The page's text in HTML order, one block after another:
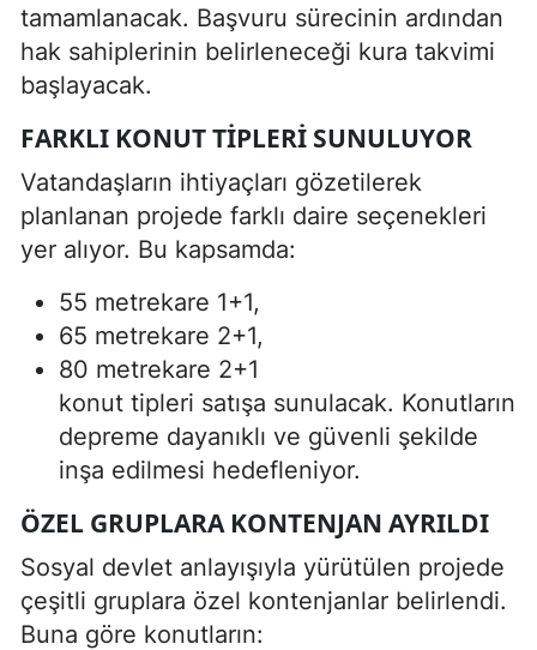
tamamlanacak. Başvuru sürecinin ardından
hak sahiplerinin belirleneceği kura takvimi
başlayacak.
FARKLI KONUT TIPLERI SUNULUYOR
Vatandaşların ihtiyaçları gözetilerek
planlanan projede farklı daire seçenekleri
yer alıyor. Bu kapsamda:
55 metrekare 1+1,
65 metrekare 2+1,
80 metrekare 2+1
konut tipleri satışa sunulacak. Konutların
depreme dayanıklı ve güvenli şekilde
inşa edilmesi hedefleniyor.
ÖZEL GRUPLARA KONTENJAN AYRILDI
Sosyal devlet anlayışıyla yürütülen projede
çeşitli gruplara özel kontenjanlar belirlendi.
Buna göre konutların: